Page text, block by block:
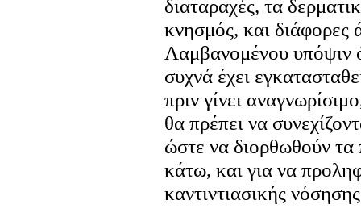
διαταραχές, τα
κνησμός, και διάφορες
Λαμβανομένου υπόψιν
συχνά έχει
πριν γίνει
θα πρέπει να
ώστε να διορθωθούν
κάτω, και για να
καντιντιασικής